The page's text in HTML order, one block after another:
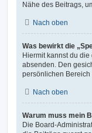
Nähe des Beitrags,
Nach oben
Was bewirkt die
Hiermit kannst du
absenden. Den
persönlichen Bereich
Nach oben
Warum muss mein
Die Board-